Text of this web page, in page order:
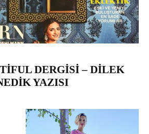
DERGISI – DILEK
YAZISI